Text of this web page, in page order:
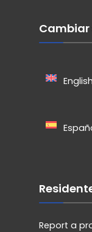
Cambiar
English
Report a